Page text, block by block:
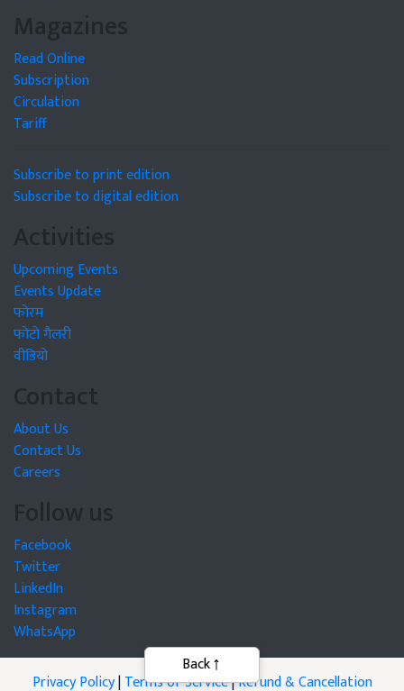
Magazines
Read Online
Subscription
Circulation
Tariff
Subscribe to print edition
Subscribe to digital edition
Activities
Upcoming Events
Events Update
फोरम
फोटो गैलरी
वीडियो
Contact
About Us
Contact Us
Careers
Follow us
Facebook
Twitter
LinkedIn
Instagram
WhatsApp
Privacy Policy|Terms of Service|Refund & Cancellation
Back